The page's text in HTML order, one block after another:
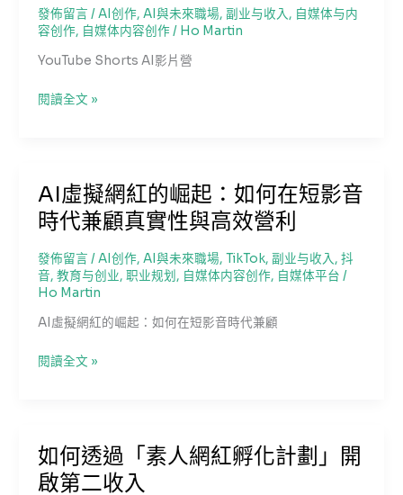
增
長
發佈留言 /AI创作, AI與未來職場, 副业与收入, 自媒体与内
容创作, 自媒体内容创作/ Ho Martin
YouTube Shorts AI影片營
YouTube
營
利
攻
略：
如
何
政
實
現
閱讀全文 »
AI虛擬網紅的崛起：如何在短影音
時代兼顧真實性與高效營利
發佈留言 /AI创作, AI與未來職場, TikTok, 副业与收入, 抖
音, 教育与创业, 职业规划 , 自媒体内容创作, 自媒体平台 /
Ho Martin
AI虛擬網紅的崛起：如何在短影音時代兼顧
AI
的
崛
閱讀全文 »
如何透過「素人網紅孵化計劃」開
啟第二收入